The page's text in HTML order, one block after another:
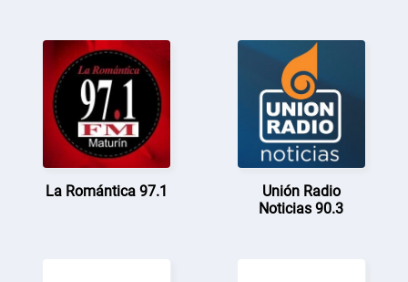
La Romántica 97.1
Unión Radio
Noticias 90.3